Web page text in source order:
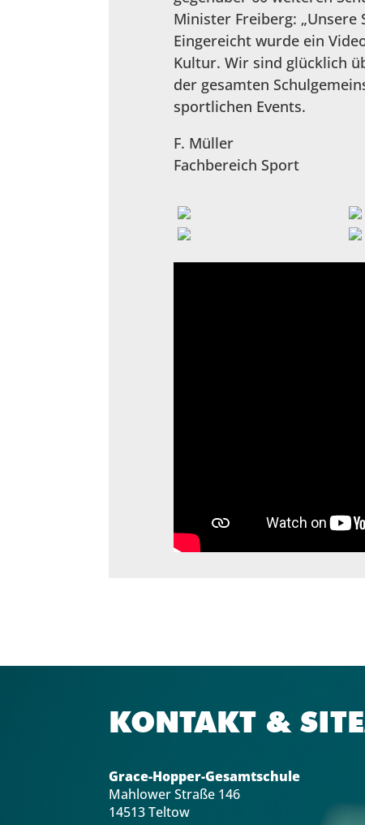
Minister Freiberg:
Eingereicht wurde ein
Kultur. Wir sind glücklich
der gesamten
sportlichen Events.
F. Müller
Fachbereich Sport
KONTAKT &
Grace-Hopper-Gesamtschule
Mahlower Straße 146
14513 Teltow